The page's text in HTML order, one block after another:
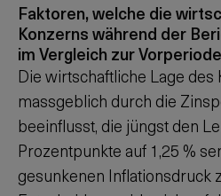
Faktoren, welche die
Konzerns während der
im Vergleich zur
Die wirtschaftliche Lage des
massgeblich durch die
beeinflusst, die jüngst den
Prozentpunkte auf 1,25 %
gesunkenen Inflationsdruck